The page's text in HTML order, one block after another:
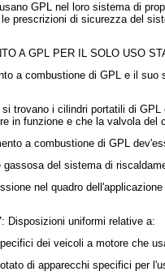
GPL nel loro sistema di
prescrizioni di sicurezza del
A GPL PER IL SOLO USO
a combustione di GPL e il
trovano i cilindri portatili di
in funzione e che la valvola
a combustione di GPL
del sistema di
nel quadro
Disposizioni uniformi relative a:
dei veicoli a motore che
di apparecchi specifici per